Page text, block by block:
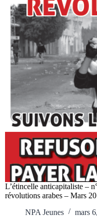
L’étincelle anticapitaliste –
révolutions arabes – Mars
NPA Jeunes
mars